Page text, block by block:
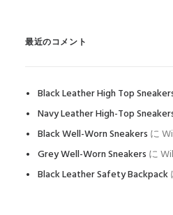
最近のコメント
Black Leather High Top
Navy Leather High-Top
Black Well-Worn Sneakers に
Grey Well-Worn Sneakers に
Black Leather Safety Backpack